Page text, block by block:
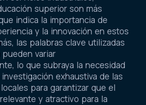
superior son más
indica la importancia de
y la innovación en estos
las palabras clave utilizadas
variar
lo que subraya la necesidad
exhaustiva de las
para garantizar que el
y atractivo para la